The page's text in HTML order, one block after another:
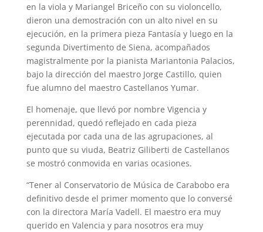
en la viola y Mariangel Briceño con su violoncello,
dieron una demostración con un alto nivel en su
ejecución, en la primera pieza Fantasía y luego en la
segunda Divertimento de Siena, acompañados
magistralmente por la pianista Mariantonia Palacios,
bajo la dirección del maestro Jorge Castillo, quien
fue alumno del maestro Castellanos Yumar.
El homenaje, que llevó por nombre Vigencia y
perennidad, quedó reflejado en cada pieza
ejecutada por cada una de las agrupaciones, al
punto que su viuda, Beatriz Giliberti de Castellanos
se mostró conmovida en varias ocasiones.
“Tener al Conservatorio de Música de Carabobo era
definitivo desde el primer momento que lo conversé
con la directora María Vadell. El maestro era muy
querido en Valencia y para nosotros era muy